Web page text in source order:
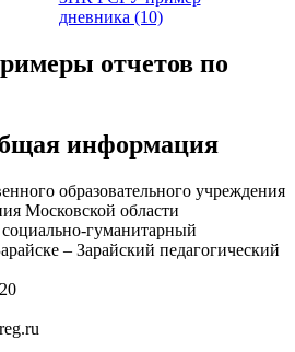
дневника (10)
отчетов по
информация
образовательного учреждения
Московской области
гуманитарный
– Зарайский педагогический